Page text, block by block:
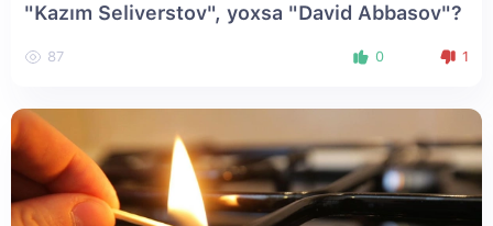
"Kazım Seliverstov", yoxsa "David Abbasov"?
87 0 1